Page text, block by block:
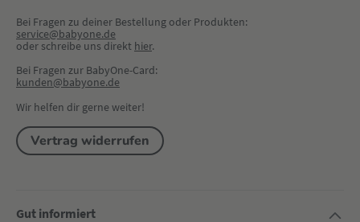
Bei Fragen zu deiner Bestellung oder Produkten:
service@babyone.de
oder schreibe uns direkt hier.
Bei Fragen zur BabyOne-Card:
kunden@babyone.de
Wir helfen dir gerne weiter!
Vertrag widerrufen
Gut informiert